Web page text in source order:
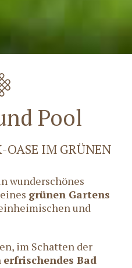
Pool
OASE IM GRÜNEN
wunderschönes
grünen Gartens
und
im Schatten der
erfrischendes Bad